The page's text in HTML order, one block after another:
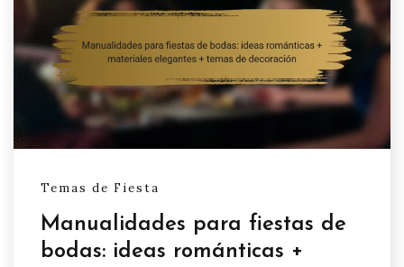
Temas de Fiesta
Manualidades para fiestas de
bodas: ideas románticas +